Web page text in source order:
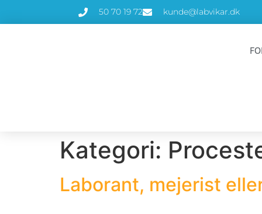
50 70 19 72 kunde@labvikar.dk
Kategori:
Laborant, mejerist